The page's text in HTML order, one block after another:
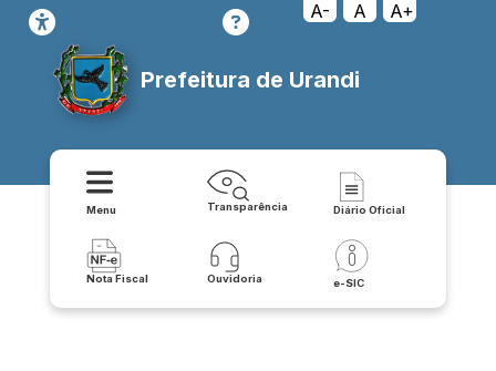
A- A A+
Prefeitura de Urandi
Menu Transparência Diário Oficial
Nota Fiscal Ouvidoria e-SIC